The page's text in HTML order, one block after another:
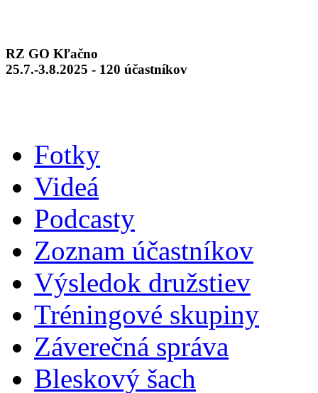
RZ GO Kľačno
25.7.-3.8.2025 - 120 účastníkov
Fotky
Videá
Podcasty
Zoznam účastníkov
Výsledok družstiev
Tréningové skupiny
Záverečná správa
Bleskový šach